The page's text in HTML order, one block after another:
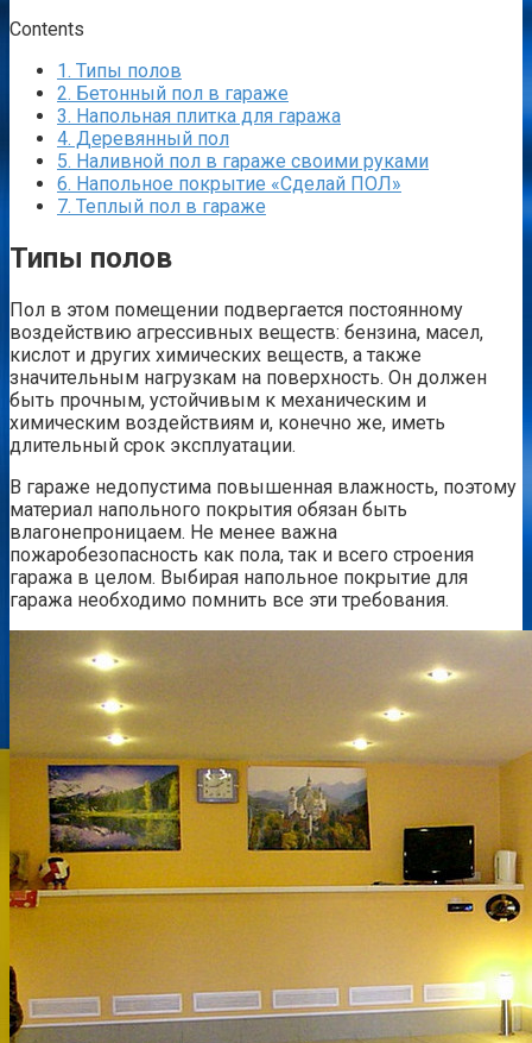
Contents
1. Типы полов
2. Бетонный пол в гараже
3. Напольная плитка для гаража
4. Деревянный пол
5. Наливной пол в гараже своими руками
6. Напольное покрытие «Сделай ПОЛ»
7. Теплый пол в гараже
Типы полов
Пол в этом помещении подвергается постоянному
воздействию агрессивных веществ: бензина, масел,
кислот и других химических веществ, а также
значительным нагрузкам на поверхность. Он должен
быть прочным, устойчивым к механическим и
химическим воздействиям и, конечно же, иметь
длительный срок эксплуатации.
В гараже недопустима повышенная влажность, поэтому
материал напольного покрытия обязан быть
влагонепроницаем. Не менее важна
пожаробезопасность как пола, так и всего строения
гаража в целом. Выбирая напольное покрытие для
гаража необходимо помнить все эти требования.